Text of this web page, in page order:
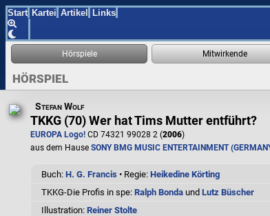
Start Kartei Artikel Links
HÖRSPIEL
Stefan Wolf
TKKG (70) Wer hat Tims Mutter entführt?
EUROPA Logo! CD 74321 99028 2 (2006)
aus dem Hause SONY BMG MUSIC ENTERTAINMENT
Buch: H. G. Francis • Regie: Heikedine Körting
TKKG-Die Profis in spe: Ralph Bonda und Lutz Büscher
Illustration: Reiner Stolte